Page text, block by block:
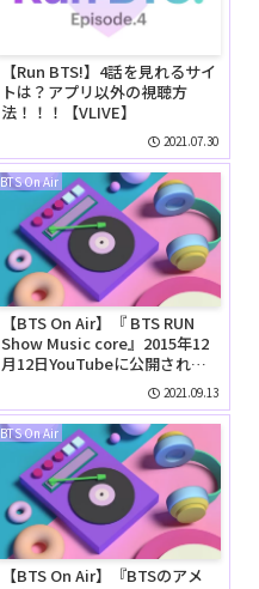
【Run BTS!】4話を見れるサイ
トは？アプリ以外の視聴方
法！！！【VLIVE】
2021.07.30
BTS On Air
【BTS On Air】『 BTS RUN
Show Music core』2015年12
月12日YouTubeに公開された
2021.09.13
BTS On Air
【BTS On Air】『BTSのアメ